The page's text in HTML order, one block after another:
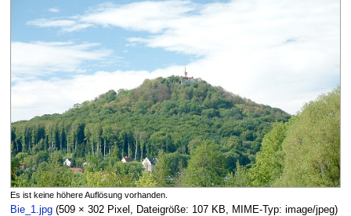
Es ist keine höhere Auflösung vorhanden.
Bie_1.jpg‎ (509 × 302 Pixel, Dateigröße: 107 KB, MIME-Typ: image/jpeg)